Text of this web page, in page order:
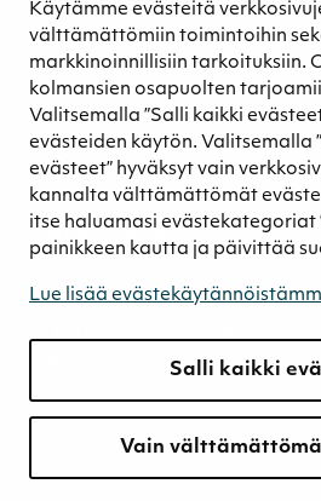
Käytämme evästeitä
välttämättömiin toimintoihin
markkinoinnillisiin tarkoituksiin.
kolmansien osapuolten
Valitsemalla ”Salli kaikki
evästeiden käytön.
evästeet” hyväksyt vain
kannalta välttämättömät
itse haluamasi evästekategoriat
painikkeen kautta ja päivittää
Lue lisää
Salli kaikki
Vain
Turvetuotannon
Kestävyyden johtaminen
Retkeilykohteet
Media
Uutiset ja blogit
Podcast
Yhteystiedot
Laskutustiedot
Tietosuojaseloste
Tiedonantokanava